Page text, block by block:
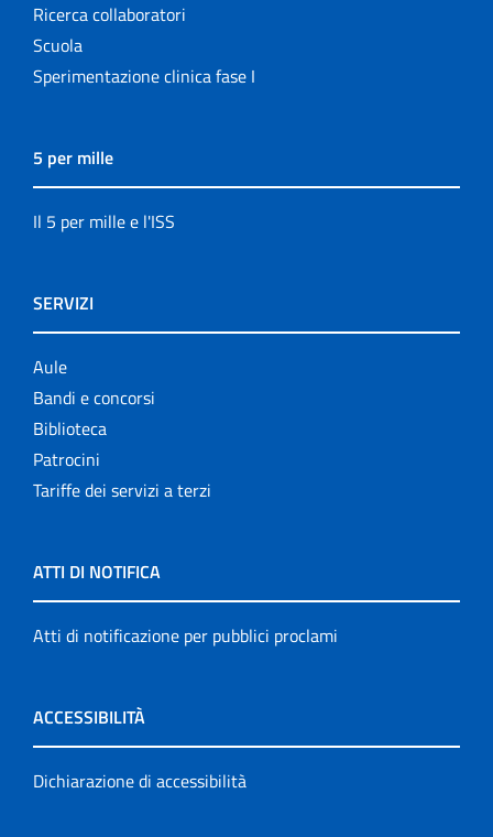
Ricerca collaboratori
Scuola
Sperimentazione clinica fase I
5 per mille
Il 5 per mille e l'ISS
SERVIZI
Aule
Bandi e concorsi
Biblioteca
Patrocini
Tariffe dei servizi a terzi
ATTI DI NOTIFICA
Atti di notificazione per pubblici proclami
ACCESSIBILITÀ
Dichiarazione di accessibilità